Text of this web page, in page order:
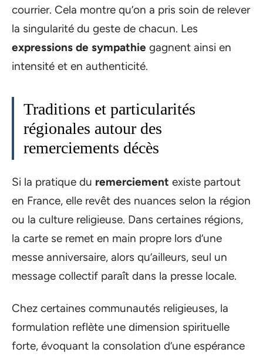
courrier. Cela montre qu’on a pris soin de relever
la singularité du geste de chacun. Les
expressions de sympathie gagnent ainsi en
intensité et en authenticité.
Traditions et particularités
régionales autour des
remerciements décès
Si la pratique du remerciement existe partout
en France, elle revêt des nuances selon la région
ou la culture religieuse. Dans certaines régions,
la carte se remet en main propre lors d’une
messe anniversaire, alors qu’ailleurs, seul un
message collectif paraît dans la presse locale.
Chez certaines communautés religieuses, la
formulation reflète une dimension spirituelle
forte, évoquant la consolation d’une espérance